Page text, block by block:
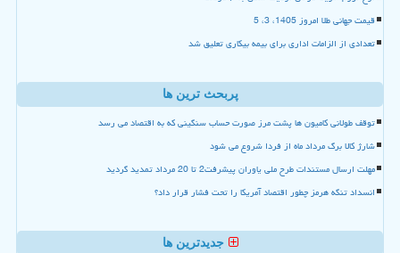
قیمت جهانی طلا امروز 1405، 3، 5
تعدادی از الزامات اداری برای بیمه بیکاری تعلیق شد
پربحث ترین ها
توقف طولانی کامیون ها پشت مرز صورت حساب سنگینی که به اقتصاد می رسد
شارژ کالا برگ مرداد ماه از فردا شروع می شود
مهلت ارسال مستندات طرح ملی یاوران پیشرفت2 تا 20 مرداد تمدید گردید
انسداد تنگه هرمز چطور اقتصاد آمریکا را تحت فشار قرار داد؟
جدیدترین ها